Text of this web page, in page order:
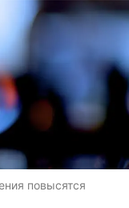
повысятся